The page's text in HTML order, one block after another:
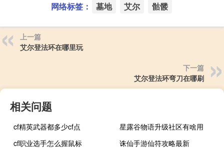
网络标签： 墓地 艾尔 骷髅
上一篇
艾尔登法环在哪里玩
下一篇
艾尔登法环弯刀在哪刷
相关问题
cf精英武器都多少cf点
星露谷物语升级社区有啥用
cf职业选手怎么握鼠标
诛仙手游仙符攻略最新